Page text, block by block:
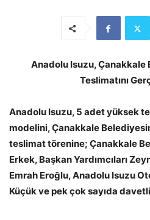
Anadolu Isuzu, Çanakkale
Teslimatını
Anadolu Isuzu, 5 adet yüksek
modelini, Çanakkale
teslimat törenine; Çanakkale
Erkek, Başkan Yardımcıları
Emrah Eroğlu, Anadolu Isuzu
Küçük ve pek çok sayıda davetli